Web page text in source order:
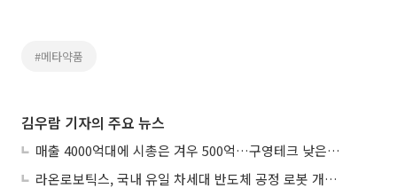
#메타약품
김우람 기자의 주요 뉴스
매출 4000억대에 시총은 겨우 500억…구영테크 낮은 몸값에 저가 승계 마무리
라온로보틱스, 국내 유일 차세대 반도체 공정 로봇 개발 ‘고객사 테스트 진행’